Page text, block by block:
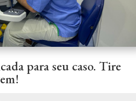
para seu caso. Tire